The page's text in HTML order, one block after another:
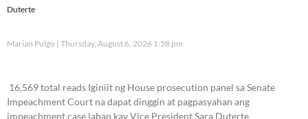
Duterte
Marian Pulgo Thursday, August 6, 2026 1:58 pm
16,569 total reads Iginiit ng House prosecution panel sa Senate
Impeachment Court na dapat dinggin at pagpasyahan ang
impeachment case laban kay Vice President Sara Duterte